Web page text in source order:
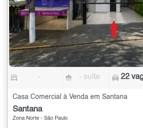
- - suíte 22
Casa Comercial à Venda em Santana
Santana
Zona Norte - São Paulo